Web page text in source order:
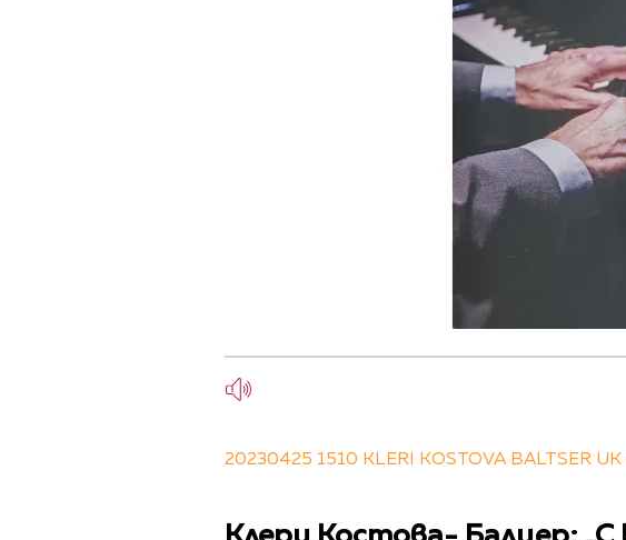
20230425 1510 KLERI KOSTOVA BALTSER UK